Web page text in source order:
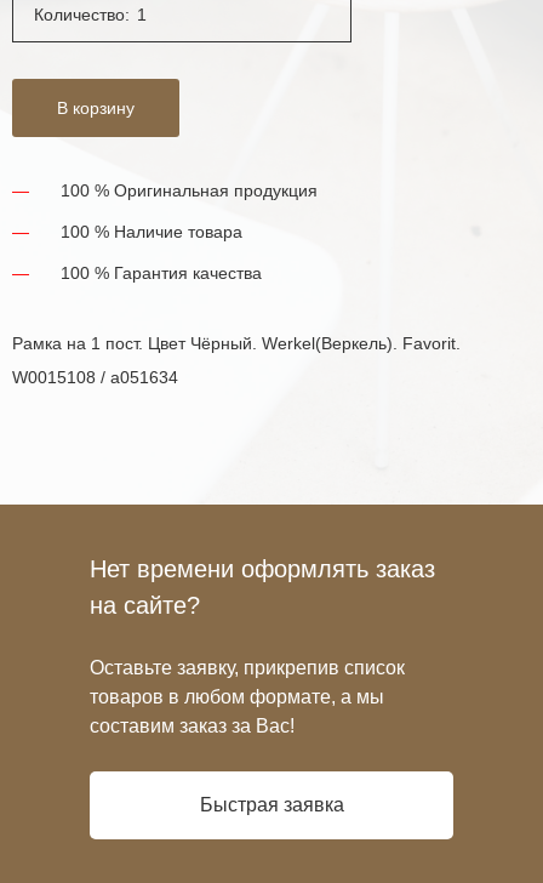
Количество:
В корзину
100 % Оригинальная продукция
100 % Наличие товара
100 % Гарантия качества
Рамка на 1 пост. Цвет Чёрный. Werkel(Веркель). Favorit.
W0015108 / a051634
Нет времени оформлять заказ
на сайте?
Оставьте заявку, прикрепив список
товаров в любом формате, а мы
составим заказ за Вас!
Быстрая заявка